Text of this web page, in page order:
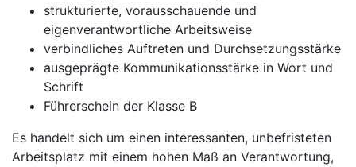
strukturierte, vorausschauende und
eigenverantwortliche Arbeitsweise
verbindliches Auftreten und Durchsetzungsstärke
ausgeprägte Kommunikationsstärke in Wort und
Schrift
Führerschein der Klasse B
Es handelt sich um einen interessanten, unbefristeten
Arbeitsplatz mit einem hohen Maß an Verantwortung,